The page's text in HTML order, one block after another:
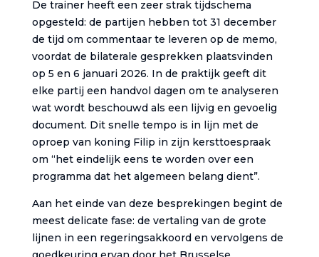
De trainer heeft een zeer strak tijdschema
opgesteld: de partijen hebben tot 31 december
de tijd om commentaar te leveren op de memo,
voordat de bilaterale gesprekken plaatsvinden
op 5 en 6 januari 2026. In de praktijk geeft dit
elke partij een handvol dagen om te analyseren
wat wordt beschouwd als een lijvig en gevoelig
document. Dit snelle tempo is in lijn met de
oproep van koning Filip in zijn kersttoespraak
om “het eindelijk eens te worden over een
programma dat het algemeen belang dient”.
Aan het einde van deze besprekingen begint de
meest delicate fase: de vertaling van de grote
lijnen in een regeringsakkoord en vervolgens de